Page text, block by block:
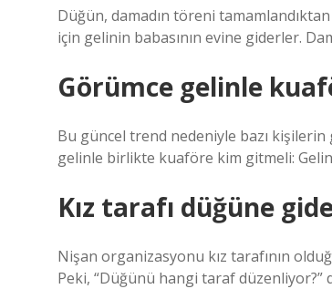
Düğün, damadın töreni
için gelinin babasının evine giderler.
Görümce gelinle
Bu güncel trend nedeniyle bazı
gelinle birlikte kuaföre kim gitmeli:
Kız tarafı düğüne
Nişan organizasyonu kız tarafının
Peki, “Düğünü hangi taraf düzenliyor?”